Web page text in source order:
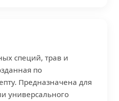
специй, трав и
по
Предназначена для
универсального